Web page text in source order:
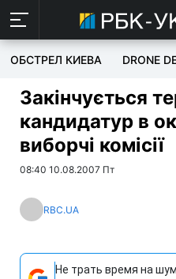
ОБСТРЕЛ КИЕВА DRONE
Закінчується
кандидатур в
виборчі комісії
08:40 10.08.2007 Пт
RBC.UA
Не трать время на